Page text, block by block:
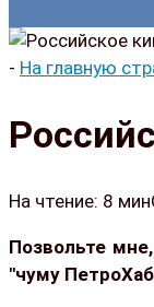
- На главную
На чтение: 8 мин
Позвольте
"чуму